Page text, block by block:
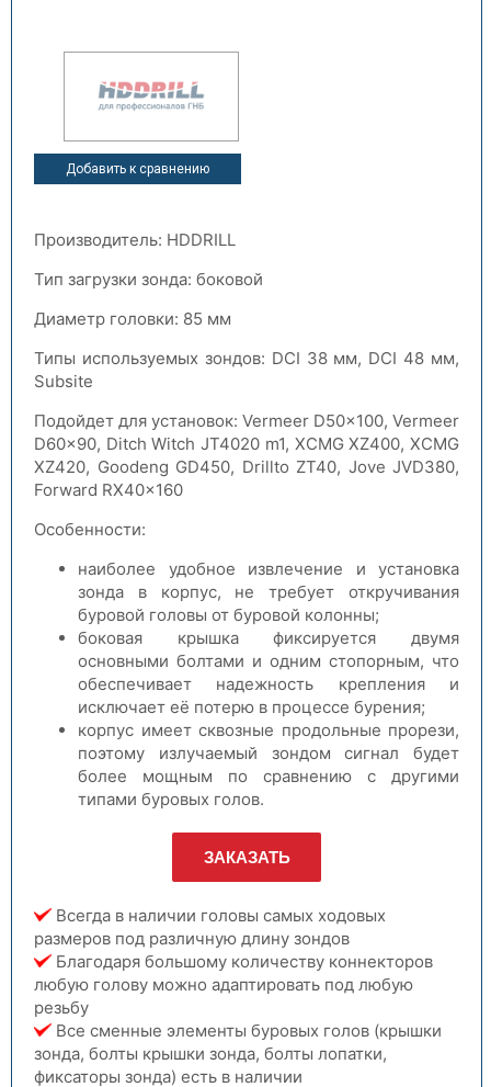
Добавить к сравнению
Производитель: HDDRILL
Тип загрузки зонда: боковой
Диаметр головки: 85 мм
Типы используемых зондов: DCI 38 мм, DCI 48 мм,
Subsite
Подойдет для установок: Vermeer D50x100, Vermeer
D60x90, Ditch Witch JT4020 m1, XCMG XZ400, XCMG
XZ420, Goodeng GD450, Drillto ZT40, Jove JVD380,
Forward RX40x160
Особенности:
наиболее удобное извлечение и установка
зонда в корпус, не требует откручивания
буровой головы от буровой колонны;
боковая крышка фиксируется двумя
основными болтами и одним стопорным, что
обеспечивает надежность крепления и
исключает её потерю в процессе бурения;
корпус имеет сквозные продольные прорези,
поэтому излучаемый зондом сигнал будет
более мощным по сравнению с другими
типами буровых голов.
ЗАКАЗАТЬ
Всегда в наличии головы самых ходовых
размеров под различную длину зондов
Благодаря большому количеству коннекторов
любую голову можно адаптировать под любую
резьбу
Все сменные элементы буровых голов (крышки
зонда, болты крышки зонда, болты лопатки,
фиксаторы зонда) есть в наличии